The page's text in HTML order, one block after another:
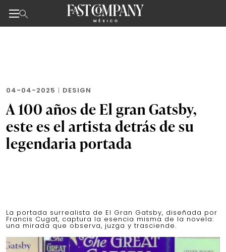
04-04-2025 | DESIGN
A 100 años de El gran Gatsby,
este es el artista detrás de su
legendaria portada
La portada surrealista de El Gran Gatsby, diseñada por
Francis Cugat, captura la esencia misma de la novela:
una mirada que observa, juzga y trasciende.